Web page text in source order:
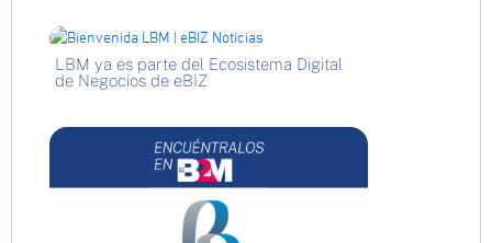
LBM ya es parte del Ecosistema Digital
de Negocios de eBIZ